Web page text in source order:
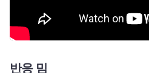
반응 밈